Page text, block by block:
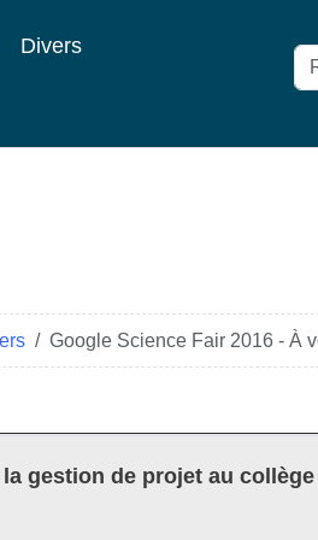
Divers
Google Science Fair 2016 - À
gestion de projet au collège